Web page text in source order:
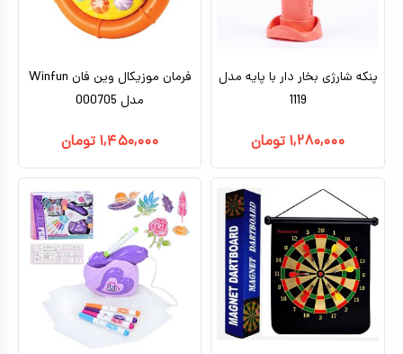
کیف و کوله پشتی
اسباب بازی مشاغل
اسباب بازی لوازم خانگی
اتاق کودک
پنکه شارژی بخار دار با پایه مدل
1119
۱,۲۸۰,۰۰۰ تومان
فرمان موزیکال وین فان Winfun
مدل 000705
۱,۴۵۰,۰۰۰ تومان